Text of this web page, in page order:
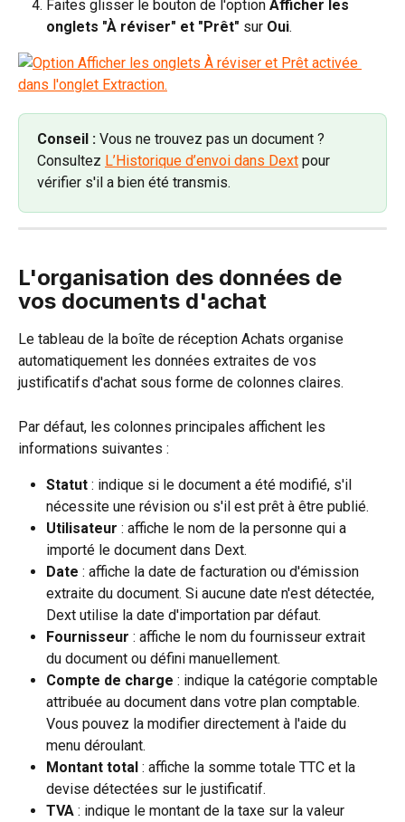
Faites glisser le bouton de l'option Afficher les
onglets "À réviser" et "Prêt" sur Oui.
Conseil : Vous ne trouvez pas un document ?
Consultez L’Historique d’envoi dans Dext pour
vérifier s'il a bien été transmis.
L'organisation des données de
vos documents d'achat
Le tableau de la boîte de réception Achats organise
automatiquement les données extraites de vos
justificatifs d'achat sous forme de colonnes claires.
Par défaut, les colonnes principales affichent les
informations suivantes :
Statut : indique si le document a été modifié, s'il
nécessite une révision ou s'il est prêt à être publié.
Utilisateur : affiche le nom de la personne qui a
importé le document dans Dext.
Date : affiche la date de facturation ou d'émission
extraite du document. Si aucune date n'est détectée,
Dext utilise la date d'importation par défaut.
Fournisseur : affiche le nom du fournisseur extrait
du document ou défini manuellement.
Compte de charge : indique la catégorie comptable
attribuée au document dans votre plan comptable.
Vous pouvez la modifier directement à l'aide du
menu déroulant.
Montant total : affiche la somme totale TTC et la
devise détectées sur le justificatif.
TVA : indique le montant de la taxe sur la valeur